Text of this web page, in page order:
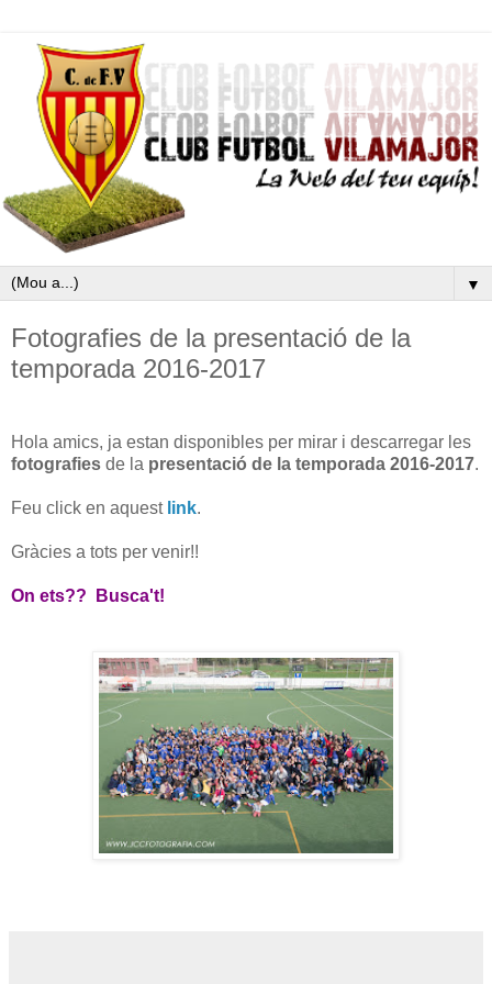
▼
Fotografies de la presentació de la
temporada 2016-2017
Hola amics, ja estan disponibles per mirar i descarregar les
fotografies de la presentació de la temporada 2016-2017.
Feu click en aquest link.
Gràcies a tots per venir!!
On ets?? Busca't!